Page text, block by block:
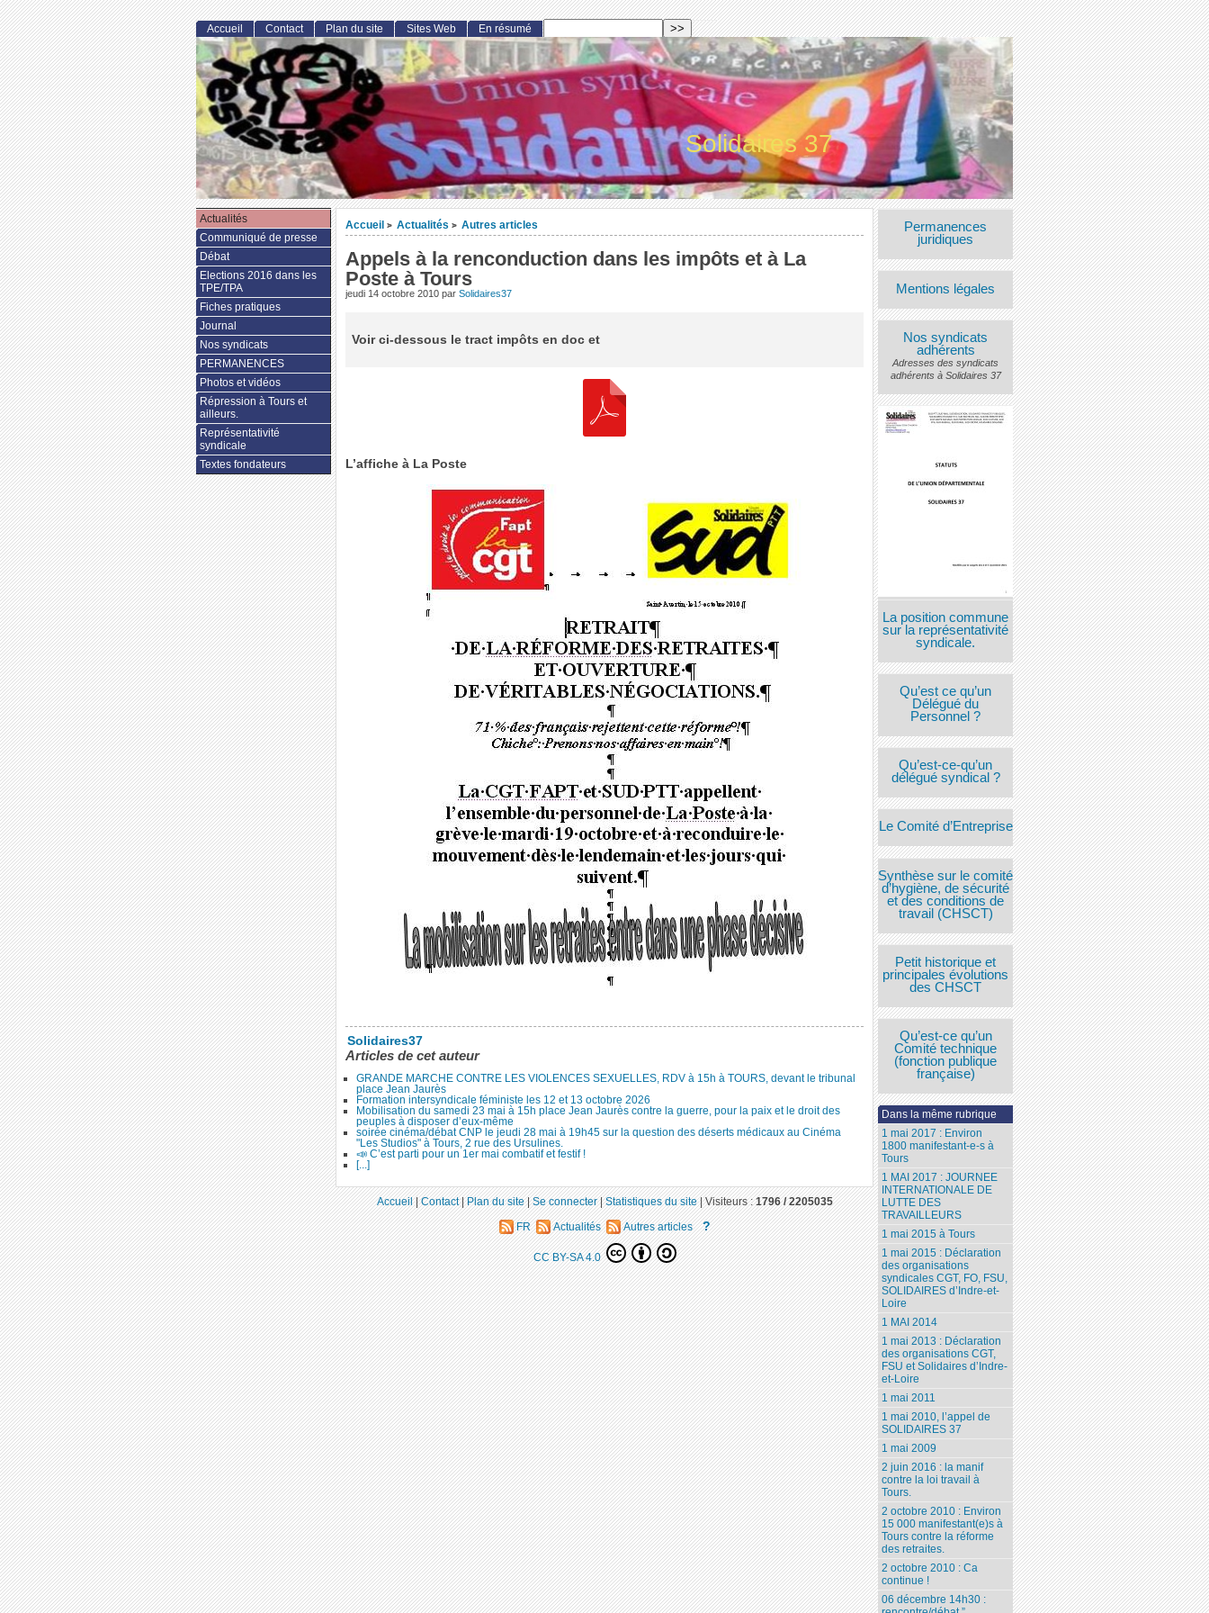
Solidaires 37
Accueil > Actualités > Autres articles
Appels à la renconduction dans les impôts et à La
Poste à Tours
jeudi 14 octobre 2010 par Solidaires37
Voir ci-dessous le tract impôts en doc et
L’affiche à La Poste
Solidaires37
Articles de cet auteur
GRANDE MARCHE CONTRE LES VIOLENCES SEXUELLES, RDV à 15h à TOURS, devant le tribunal
place Jean Jaurès
Formation intersyndicale féministe les 12 et 13 octobre 2026
Mobilisation du samedi 23 mai à 15h place Jean Jaurès contre la guerre, pour la paix et le droit des
peuples à disposer d’eux-même
soirée cinéma/débat CNP le jeudi 28 mai à 19h45 sur la question des déserts médicaux au Cinéma
"Les Studios" à Tours, 2 rue des Ursulines.
📣 C’est parti pour un 1er mai combatif et festif !
[...]
Permanences
juridiques
Mentions légales
Nos syndicats
adhérents
Adresses des syndicats
adhérents à Solidaires 37
La position commune
sur la représentativité
syndicale.
Qu’est ce qu’un
Délégué du
Personnel ?
Qu’est-ce-qu’un
délégué syndical ?
Le Comité d’Entreprise
Synthèse sur le comité
d’hygiène, de sécurité
et des conditions de
travail (CHSCT)
Petit historique et
principales évolutions
des CHSCT
Qu’est-ce qu’un
Comité technique
(fonction publique
française)
Dans la même rubrique
1 mai 2017 : Environ
1800 manifestant-e-s à
Tours
1 MAI 2017 : JOURNEE
INTERNATIONALE DE
LUTTE DES
TRAVAILLEURS
1 mai 2015 à Tours
1 mai 2015 : Déclaration
des organisations
syndicales CGT, FO, FSU,
SOLIDAIRES d’Indre-et-
Loire
1 MAI 2014
1 mai 2013 : Déclaration
des organisations CGT,
FSU et Solidaires d’Indre-
et-Loire
1 mai 2011
1 mai 2010, l’appel de
SOLIDAIRES 37
1 mai 2009
2 juin 2016 : la manif
contre la loi travail à
Tours.
2 octobre 2010 : Environ
15 000 manifestant(e)s à
Tours contre la réforme
des retraites.
2 octobre 2010 : Ca
continue !
06 décembre 14h30 :
Accueil Contact Plan du site Sites Web En résumé
Actualités
Communiqué de presse
Débat
Elections 2016 dans les
TPE/TPA
Fiches pratiques
Journal
Nos syndicats
PERMANENCES
Photos et vidéos
Répression à Tours et
ailleurs.
Représentativité
syndicale
Textes fondateurs
Accueil|Contact|Plan du site|Se connecter|Statistiques du site|Visiteurs :1796 / 2205035
FR Actualités Autres articles ?
CC BY-SA 4.0